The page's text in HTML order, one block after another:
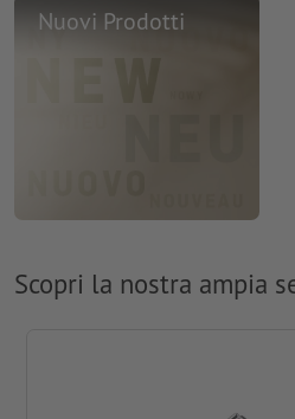
Nuovi Prodotti
Scopri la nostra ampia